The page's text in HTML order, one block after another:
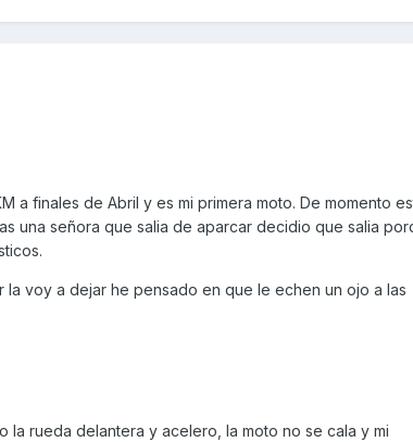
a finales de Abril y es mi primera moto. De momento
una señora que salia de aparcar decidio que salia
voy a dejar he pensado en que le echen un ojo a las
rueda delantera y acelero, la moto no se cala y mi